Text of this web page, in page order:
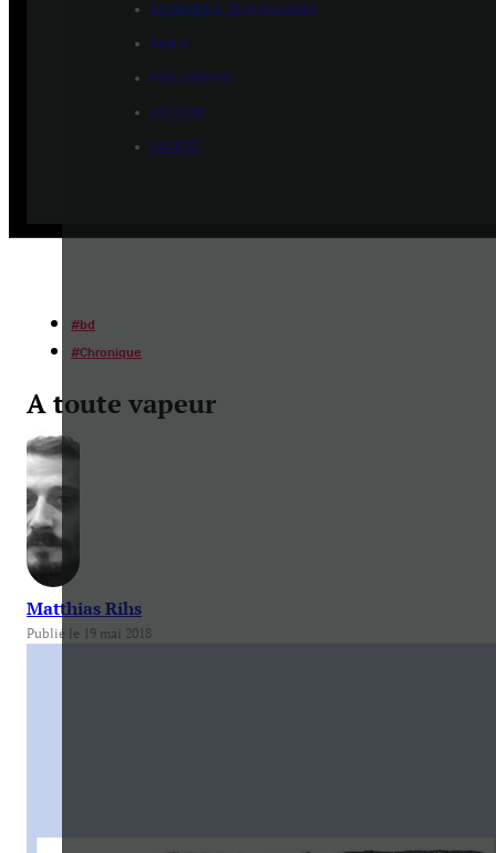
SCIENCES & TECHNOLOGIES
SANTÉ
PHILOSOPHIE
CULTURE
SOCIÉTÉ
#bd
#Chronique
A toute vapeur
Matthias Rihs
Publié le 19 mai 2018